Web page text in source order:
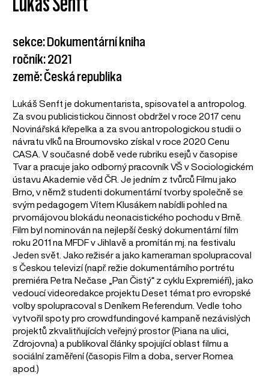
sekce: Dokumentární kniha
ročník: 2021
země: Česká republika
Lukáš Senft je dokumentarista, spisovatel a antropolog.
Za svou publicistickou činnost obdržel v roce 2017 cenu
Novinářská křepelka a za svou antropologickou studii o
návratu vlků na Broumovsko získal v roce 2020 Cenu
CASA. V současné době vede rubriku esejů v časopise
Tvar a pracuje jako odborný pracovník VŠ v Sociologickém
ústavu Akademie věd ČR. Je jedním z tvůrců Filmu jako
Brno, v němž studenti dokumentární tvorby společně se
svým pedagogem Vítem Klusákem nabídli pohled na
prvomájovou blokádu neonacistického pochodu v Brně.
Film byl nominován na nejlepší český dokumentární film
roku 2011 na MFDF v Jihlavě a promítán mj. na festivalu
Jeden svět. Jako režisér a jako kameraman spolupracoval
s Českou televizí (např. režie dokumentárního portrétu
premiéra Petra Nečase „Pan Čistý“ z cyklu Expremiéři), jako
vedoucí videoredakce projektu Deset témat pro evropské
volby spolupracoval s Deníkem Referendum. Vedle toho
vytvořil spoty pro crowdfundingové kampaně nezávislých
projektů zkvalitňujících veřejný prostor (Piana na ulici,
Zdrojovna) a publikoval články spojující oblast filmu a
sociální zaměření (časopis Film a doba, server Romea
apod.)